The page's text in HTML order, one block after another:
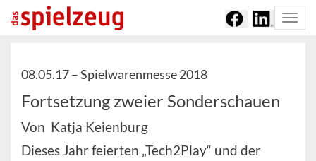
08.05.17 –Spielwarenmesse 2018
Fortsetzung zweier Sonderschauen
Von Katja Keienburg
Dieses Jahr feierten „Tech2Play“ und der